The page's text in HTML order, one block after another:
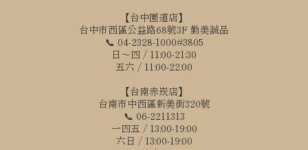
【台中園道店】
台中市西區公益路68號3F 勤美誠品
📞 04-2328-1000#3805
日～四 / 11:00-21:30
五六 / 11:00-22:00
【台南赤崁店】
台南市中西區新美街320號
📞 06-2211313
一四五 / 13:00-19:00
六日 / 13:00-19:00